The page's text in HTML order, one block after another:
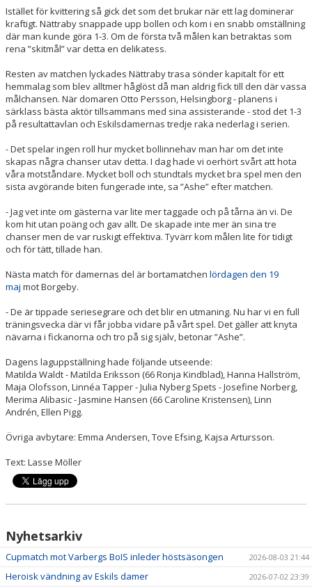
Istället för kvittering så gick det som det brukar när ett lag dominerar
kraftigt. Nättraby snappade upp bollen och kom i en snabb omställning
där man kunde göra 1-3. Om de första två målen kan betraktas som
rena ”skitmål” var detta en delikatess.
Resten av matchen lyckades Nättraby trasa sönder kapitalt för ett
hemmalag som blev alltmer håglöst då man aldrig fick till den där vassa
målchansen. När domaren Otto Persson, Helsingborg - planens i
särklass bästa aktör tillsammans med sina assisterande - stod det 1-3
på resultattavlan och Eskilsdamernas tredje raka nederlag i serien.
- Det spelar ingen roll hur mycket bollinnehav man har om det inte
skapas några chanser utav detta. I dag hade vi oerhört svårt att hota
våra motståndare. Mycket boll och stundtals mycket bra spel men den
sista avgörande biten fungerade inte, sa ”Ashe” efter matchen.
- Jag vet inte om gästerna var lite mer taggade och på tårna än vi. De
kom hit utan poäng och gav allt. De skapade inte mer än sina tre
chanser men de var ruskigt effektiva. Tyvärr kom målen lite för tidigt
och för tätt, tillade han.
Nästa match för damernas del är bortamatchen lördagen den 19
maj mot Borgeby.
- De är tippade seriesegrare och det blir en utmaning. Nu har vi en full
träningsvecka där vi får jobba vidare på vårt spel. Det gäller att knyta
nävarna i fickanorna och tro på sig själv, betonar ”Ashe”.
Dagens laguppställning hade följande utseende:
Matilda Waldt - Matilda Eriksson (66 Ronja Kindblad), Hanna Hallström,
Maja Olofsson, Linnéa Tapper - Julia Nyberg Spets - Josefine Norberg,
Merima Alibasic - Jasmine Hansen (66 Caroline Kristensen), Linn
Andrén, Ellen Pigg.
Övriga avbytare: Emma Andersen, Tove Efsing, Kajsa Artursson.
Text: Lasse Möller
Nyhetsarkiv
Cupmatch mot Varbergs BoIS inleder höstsäsongen 2026-08-03 21:44
Heroisk vändning av Eskils damer 2026-07-02 23:39